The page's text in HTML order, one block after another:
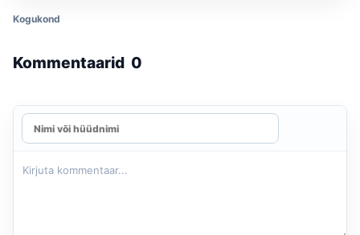
Kogukond
Kommentaarid 0